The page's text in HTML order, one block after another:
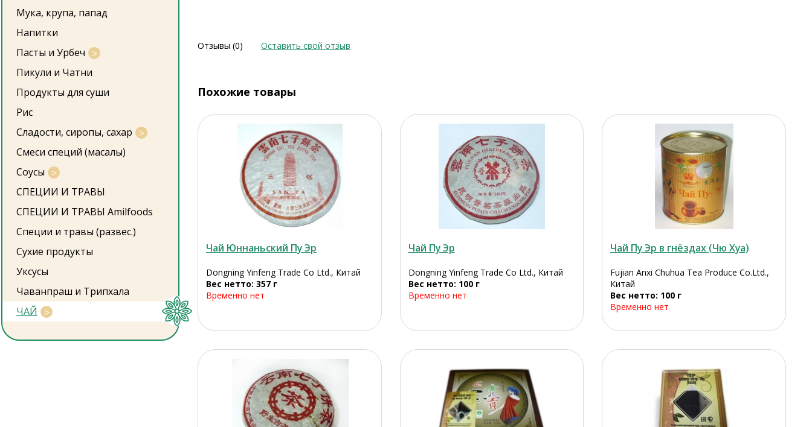
Мука, крупа, папад
Напитки
Пасты и Урбеч
Пикули и Чатни
Продукты для суши
Рис
Сладости, сиропы, сахар
Смеси специй (масалы)
Соусы
СПЕЦИИ И ТРАВЫ
СПЕЦИИ И ТРАВЫ Amilfoods
Специи и травы (развес.)
Сухие продукты
Уксусы
Чаванпраш и Трипхала
ЧАЙ
Отзывы (0) Оставить свой отзыв
Похожие товары
Чай Юннаньский Пу Эр
Dongning Yinfeng Trade Co Ltd., Китай
Вес нетто: 357 г
Временно нет
Чай Пу Эр
Dongning Yinfeng Trade Co Ltd., Китай
Вес нетто: 100 г
Временно нет
Чай Пу Эр в гнёздах (Чю Хуа)
Fujian Anxi Chuhua Tea Produce Co.Ltd.,
Китай
Вес нетто: 100 г
Временно нет